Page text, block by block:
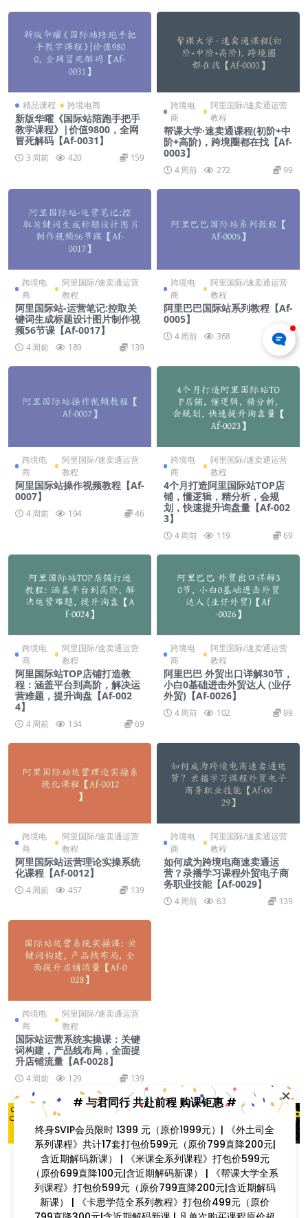
精品课程 跨境电商
新版华曜《国际站陪跑手把手
教学课程》|价值9800，全网
冒死解码【Af-0031】
3 周前 420 159
跨境电
商
阿里国际/速卖通运营
教程
帮课大学·速卖通课程(初阶+中
阶+高阶)，跨境圈都在找【Af-
0003】
4 周前 272 99
跨境电
商
阿里国际/速卖通运营
教程
阿里国际站-运营笔记:控取关
键词生成标题设计图片制作视
频56节课【Af-0017】
4 周前 189 139
跨境电
商
阿里国际/速卖通运营
教程
阿里巴巴国际站系列教程【Af-
0005】
4 周前 368 69
跨境电
商
阿里国际/速卖通运营
教程
阿里国际站操作视频教程【Af-
0007】
4 周前 194 46
跨境电
商
阿里国际/速卖通运营
教程
4个月打造阿里国际站TOP店
铺，懂逻辑，精分析，会规
划，快速提升询盘量【Af-002
3】
4 周前 119 69
跨境电
商
阿里国际/速卖通运营
教程
阿里国际站TOP店铺打造教
程：涵盖平台到高阶，解决运
营难题，提升询盘【Af-002
4】
4 周前 134 69
跨境电
商
阿里国际/速卖通运营
教程
阿里巴巴 外贸出口详解30节，
小白0基础进击外贸达人 (业仔
外贸)【Af-0026】
4 周前 102 99
跨境电
商
阿里国际/速卖通运营
教程
阿里国际站运营理论实操系统
化课程【Af-0012】
4 周前 457 139
跨境电
商
阿里国际/速卖通运营
教程
如何成为跨境电商速卖通运
营？录播学习课程外贸电子商
务职业技能【Af-0029】
4 周前 63 139
跨境电
商
阿里国际/速卖通运营
教程
国际站运营系统实操课：关键
词构建，产品线布局，全面提
升店铺流量【Af-0028】
4 周前 129 139
加载更多
# 与君同行 共赴前程 购课钜惠 #
终身SVIP会员限时 1399 元（原价1999元）| 《外土司全
系列课程》共计17套打包价599元（原价799直降200元|
含近期解码新课） | 《米课全系列课程》打包价599元
（原价699直降100元|含近期解码新课） | 《帮课大学全系
列课程》打包价599元（原价799直降200元|含近期解码
新课） | 《卡思学范全系列教程》打包价499元（原价